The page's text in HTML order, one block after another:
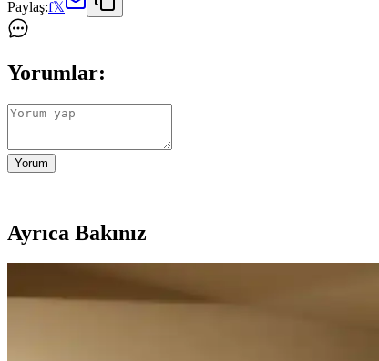
Paylaş:f𝕏
Yorumlar:
Yorum
Ayrıca Bakınız